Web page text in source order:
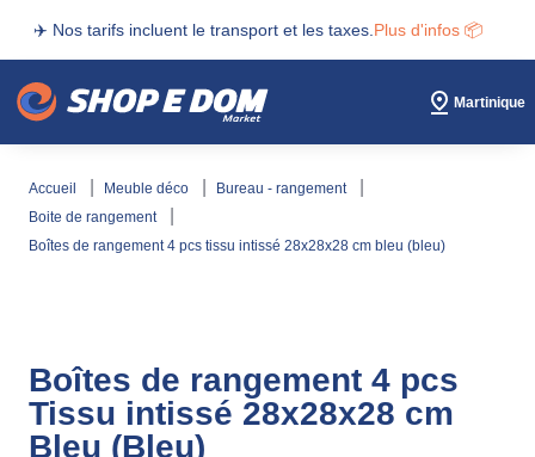
✈️ Nos tarifs incluent le transport et les taxes. Plus d'infos 📦
Martinique
accueil meuble déco
bureau - rangement
boite de rangement
boîtes de rangement 4 pcs tissu intissé 28x28x28 cm bleu (bleu)
Boîtes de rangement 4 pcs
Tissu intissé 28x28x28 cm
Bleu (Bleu)